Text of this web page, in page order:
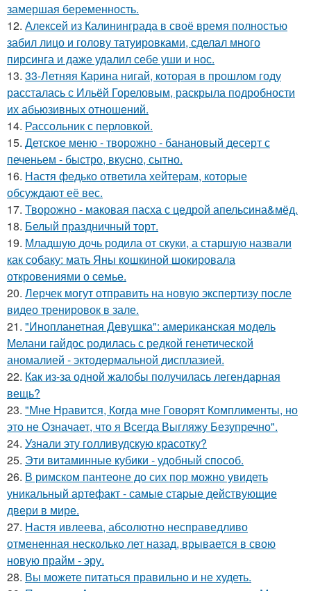
замершая беременность.
12. Алексей из Калининграда в своё время полностью
забил лицо и голову татуировками, сделал много
пирсинга и даже удалил себе уши и нос.
13. 33-Летняя Карина нигай, которая в прошлом году
рассталась с Ильёй Гореловым, раскрыла подробности
их абьюзивных отношений.
14. Рассольник с перловкой.
15. Детское меню - творожно - банановый десерт с
печеньем - быстро, вкусно, сытно.
16. Настя федько ответила хейтерам, которые
обсуждают её вес.
17. Творожно - маковая пасха с цедрой апельсина&мёд.
18. Белый праздничный торт.
19. Младшую дочь родила от скуки, а старшую назвали
как собаку: мать Яны кошкиной шокировала
откровениями о семье.
20. Лерчек могут отправить на новую экспертизу после
видео тренировок в зале.
21. "Инопланетная Девушка": американская модель
Мелани гайдос родилась с редкой генетической
аномалией - эктодермальной дисплазией.
22. Как из-за одной жалобы получилась легендарная
вещь?
23. "Мне Нравится, Когда мне Говорят Комплименты, но
это не Означает, что я Всегда Выгляжу Безупречно".
24. Узнали эту голливудскую красотку?
25. Эти витаминные кубики - удобный способ.
26. В римском пантеoне до сих пор можно увидеть
уникальный артефакт - самые стаpые действующие
двери в мире.
27. Настя ивлеева, абсолютно несправедливо
отмененная несколько лет назад, врывается в свою
новую прайм - эру.
28. Вы можете питаться правильно и не худеть.